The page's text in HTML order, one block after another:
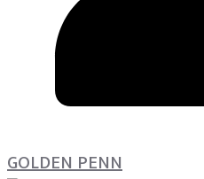
GOLDEN PENN